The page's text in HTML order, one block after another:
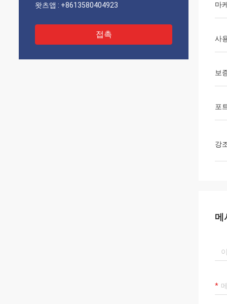
왓츠앱 : +8613580404923
접촉
마
사
보
포
강
메